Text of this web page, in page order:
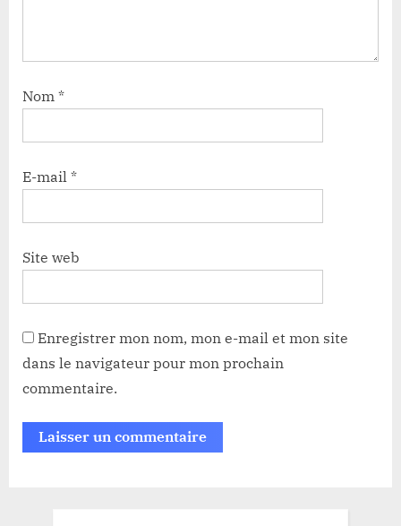
Nom *
E-mail *
Site web
Enregistrer mon nom, mon e-mail et mon site
dans le navigateur pour mon prochain
commentaire.